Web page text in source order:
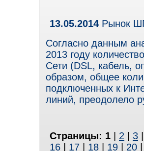
13.05.2014 Рынок
Согласно данным
2013 году
Сети (DSL, кабель,
образом, общее
подключенных к
линий, преодолело
Страницы: 1 2 3
16
17 18 19 20